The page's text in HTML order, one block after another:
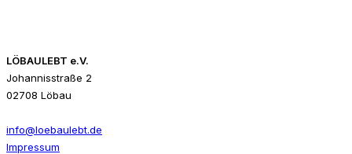
LÖBAULEBT e.V.
Johannisstraße 2
02708 Löbau
info@loebaulebt.de
Impressum